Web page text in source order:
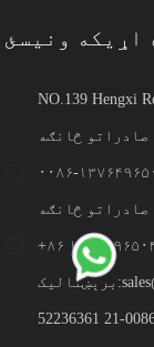
اړیکه ونیسئ
NO.139 Hengxi
۱۳۷۶۴۹۶۵۰۴۹
۱۳۷۶۴۹۶۵۰۴۹
برېښنالیک: